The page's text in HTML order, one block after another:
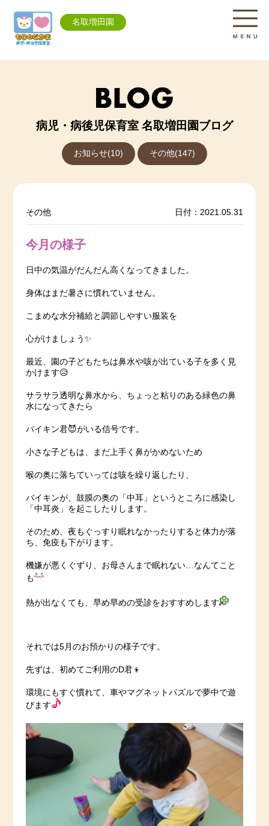
名取増田園
病児・病後児保育室 名取増田園ブログ
お知らせ(10) その他(147)
その他 日付：2021.05.31
今月の様子
日中の気温がだんだん高くなってきました。
身体はまだ暑さに慣れていません。
こまめな水分補給と調節しやすい服装を
心がけましょう✨
最近、園の子どもたちは鼻水や咳が出ている子を多く見
かけます😥
サラサラ透明な鼻水から、ちょっと粘りのある緑色の鼻
水になってきたら
バイキン君😈がいる信号です。
小さな子どもは、まだ上手く鼻がかめないため
喉の奥に落ちていっては咳を繰り返したり、
バイキンが、鼓膜の奥の「中耳」というところに感染し
「中耳炎」を起こしたりします。
そのため、夜もぐっすり眠れなかったりすると体力が落
ち、免疫も下がります。
機嫌が悪くぐずり、お母さんまで眠れない…なんてこと
も
熱が出なくても、早め早めの受診をおすすめします
それでは5月のお預かりの様子です。
先ずは、初めてご利用のD君👦
環境にもすぐ慣れて、車やマグネットパズルで夢中で遊
びます